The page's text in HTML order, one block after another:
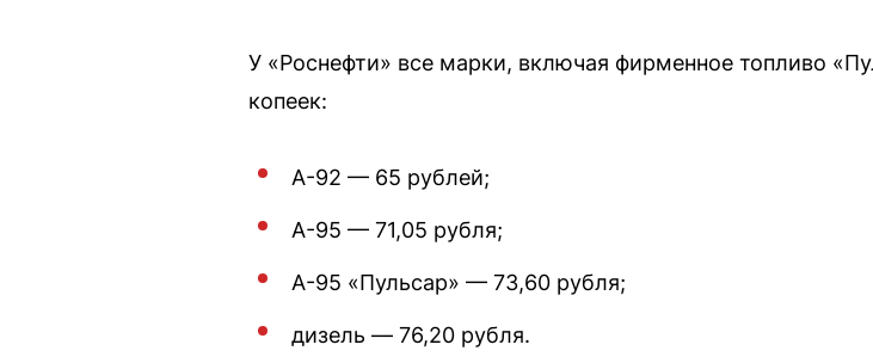
У «Роснефти» все марки, включая фирменное топливо
копеек:
А-92 — 65 рублей;
А-95 — 71,05 рубля;
А-95 «Пульсар» — 73,60 рубля;
дизель — 76,20 рубля.